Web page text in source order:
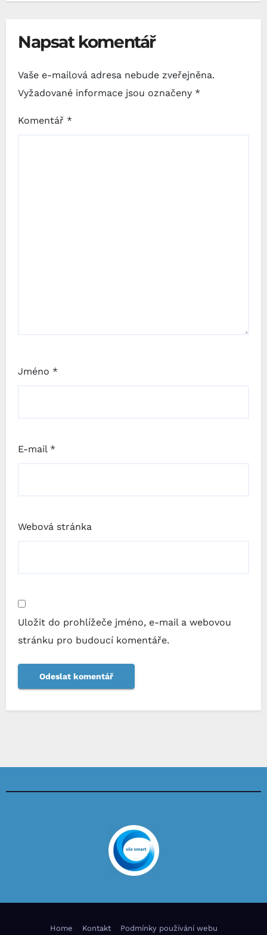
Napsat komentář
Vaše e-mailová adresa nebude zveřejněna.
Vyžadované informace jsou označeny *
Komentář *
Jméno *
E-mail *
Webová stránka
Uložit do prohlížeče jméno, e-mail a webovou
stránku pro budoucí komentáře.
Home Kontakt Podmínky používání webu